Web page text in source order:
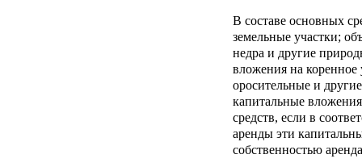
В составе основных
земельные участки;
недра и другие
вложения на
оросительные и
капитальные
средств, если в
аренды эти
собственностью